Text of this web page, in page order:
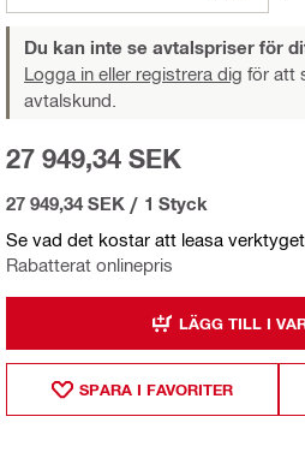
Du kan inte se avtalspriser för
Logga in eller registrera dig för att
avtalskund.
Se vad det kostar att leasa verktyget
Rabatterat onlinepris
27 949,34 SEK
27 949,34 SEK / 1 Styck
LÄGG TILL I
SPARA I FAVORITER